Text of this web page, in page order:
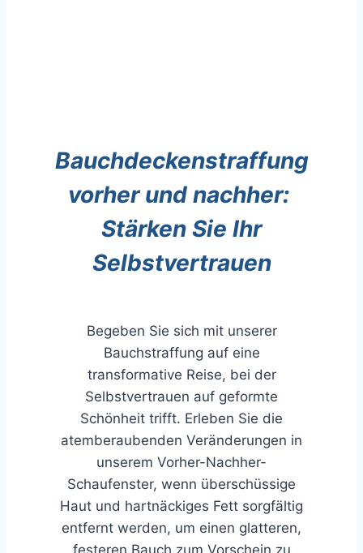
Bauchdeckenstraffung
vorher und nachher: ​​
Stärken Sie Ihr
Selbstvertrauen
Begeben Sie sich mit unserer
Bauchstraffung auf eine
transformative Reise, bei der
Selbstvertrauen auf geformte
Schönheit trifft. Erleben Sie die
atemberaubenden Veränderungen in
unserem Vorher-Nachher-
Schaufenster, wenn überschüssige
Haut und hartnäckiges Fett sorgfältig
entfernt werden, um einen glatteren,
festeren Bauch zum Vorschein zu